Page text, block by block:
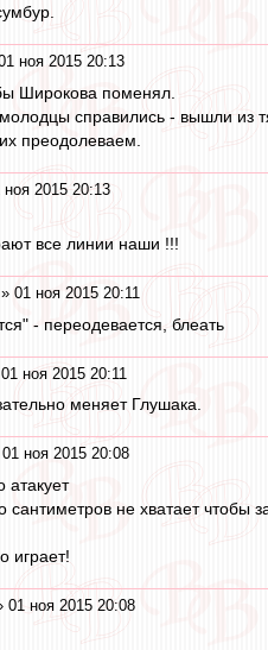
ноя 2015 20:13
Широкова поменял.
справились - вышли из
преодолеваем.
ноя 2015 20:13
все линии наши !!!
» 01 ноя 2015 20:11
- переодевается, блеать
ноя 2015 20:11
меняет Глушака.
ноя 2015 20:08
атакует
сантиметров не хватает чтобы
играет!
01 ноя 2015 20:08